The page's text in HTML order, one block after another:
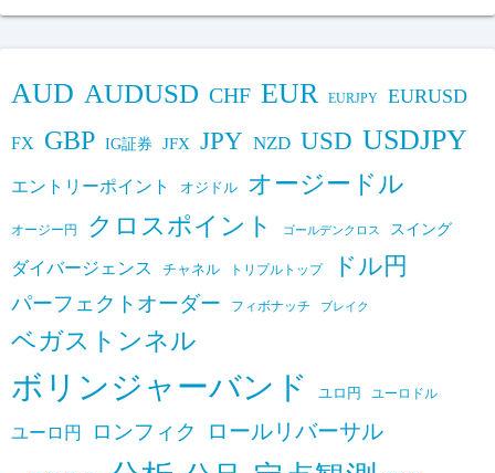
AUD AUDUSD CHF EUR EURJPY EURUSD
FX GBP IG証券 JFX JPY NZD USD USDJPY
エントリーポイント オジドル オージードル
オージー円 クロスポイント ゴールデンクロス スイング
ダイバージェンス チャネル トリプルトップ ドル円
パーフェクトオーダー フィボナッチ ブレイク
ベガストンネル
ボリンジャーバンド ユロ円 ユーロドル
ユーロ円 ロンフィク ロールリバーサル